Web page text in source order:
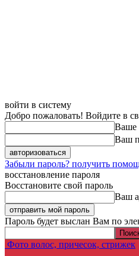
войти в систему
Добро пожаловать! Войдите в
Ваше
Ваш
Забыли пароль? получить
восстановление пароля
Восстановите свой пароль
Ваш
Пароль будет выслан Вам по
Фото волос, причесок, стрижек